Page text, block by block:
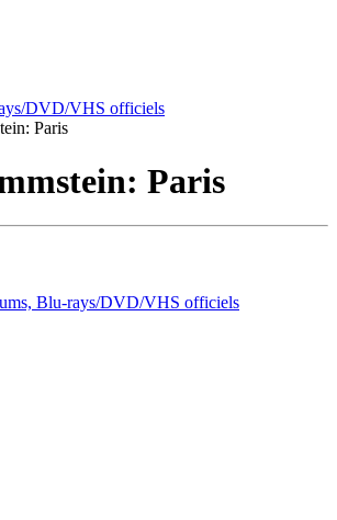
DVD/VHS officiels
Paris
Paris
Blu-rays/DVD/VHS officiels